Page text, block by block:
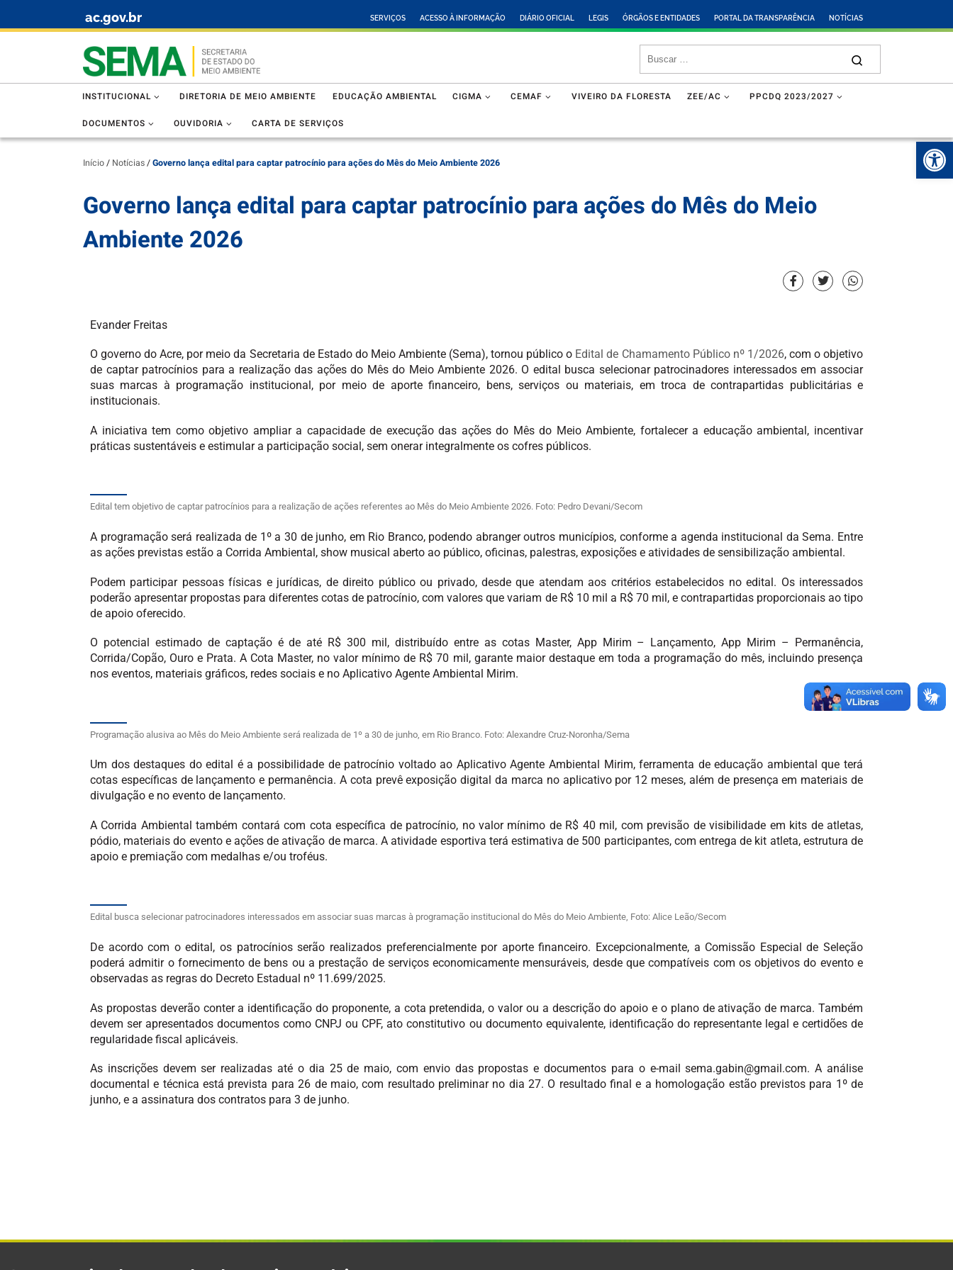
ac.gov.br SERVIÇOS ACESSO À INFORMAÇÃO DIÁRIO OFICIAL LEGIS ÓRGÃOS E ENTIDADES PORTAL DA TRANSPARÊNCIA NOTÍCIAS
INSTITUCIONAL DIRETORIA DE MEIO AMBIENTE EDUCAÇÃO AMBIENTAL CIGMA CEMAF VIVEIRO DA FLORESTA ZEE/AC PPCDQ 2023/2027
DOCUMENTOS OUVIDORIA CARTA DE SERVIÇOS
Início/ Notícias/Governo lança edital para captar patrocínio para ações do Mês do Meio Ambiente 2026
Governo lança edital para captar patrocínio para ações do Mês do Meio
Ambiente 2026
Evander Freitas
O governo do Acre, por meio da Secretaria de Estado do Meio Ambiente (Sema), tornou público o Edital de Chamamento Público nº 1/2026, com o objetivo
de captar patrocínios para a realização das ações do Mês do Meio Ambiente 2026. O edital busca selecionar patrocinadores interessados em associar
suas marcas à programação institucional, por meio de aporte financeiro, bens, serviços ou materiais, em troca de contrapartidas publicitárias e
institucionais.
A iniciativa tem como objetivo ampliar a capacidade de execução das ações do Mês do Meio Ambiente, fortalecer a educação ambiental, incentivar
práticas sustentáveis e estimular a participação social, sem onerar integralmente os cofres públicos.
Edital tem objetivo de captar patrocínios para a realização de ações referentes ao Mês do Meio Ambiente 2026. Foto: Pedro Devani/Secom
A programação será realizada de 1º a 30 de junho, em Rio Branco, podendo abranger outros municípios, conforme a agenda institucional da Sema. Entre
as ações previstas estão a Corrida Ambiental, show musical aberto ao público, oficinas, palestras, exposições e atividades de sensibilização ambiental.
Podem participar pessoas físicas e jurídicas, de direito público ou privado, desde que atendam aos critérios estabelecidos no edital. Os interessados
poderão apresentar propostas para diferentes cotas de patrocínio, com valores que variam de R$ 10 mil a R$ 70 mil, e contrapartidas proporcionais ao tipo
de apoio oferecido.
O potencial estimado de captação é de até R$ 300 mil, distribuído entre as cotas Master, App Mirim – Lançamento, App Mirim – Permanência,
Corrida/Copão, Ouro e Prata. A Cota Master, no valor mínimo de R$ 70 mil, garante maior destaque em toda a programação do mês, incluindo presença
nos eventos, materiais gráficos, redes sociais e no Aplicativo Agente Ambiental Mirim.
Programação alusiva ao Mês do Meio Ambiente será realizada de 1º a 30 de junho, em Rio Branco. Foto: Alexandre Cruz-Noronha/Sema
Um dos destaques do edital é a possibilidade de patrocínio voltado ao Aplicativo Agente Ambiental Mirim, ferramenta de educação ambiental que terá
cotas específicas de lançamento e permanência. A cota prevê exposição digital da marca no aplicativo por 12 meses, além de presença em materiais de
divulgação e no evento de lançamento.
A Corrida Ambiental também contará com cota específica de patrocínio, no valor mínimo de R$ 40 mil, com previsão de visibilidade em kits de atletas,
pódio, materiais do evento e ações de ativação de marca. A atividade esportiva terá estimativa de 500 participantes, com entrega de kit atleta, estrutura de
apoio e premiação com medalhas e/ou troféus.
Edital busca selecionar patrocinadores interessados em associar suas marcas à programação institucional do Mês do Meio Ambiente, Foto: Alice Leão/Secom
De acordo com o edital, os patrocínios serão realizados preferencialmente por aporte financeiro. Excepcionalmente, a Comissão Especial de Seleção
poderá admitir o fornecimento de bens ou a prestação de serviços economicamente mensuráveis, desde que compatíveis com os objetivos do evento e
observadas as regras do Decreto Estadual nº 11.699/2025.
As propostas deverão conter a identificação do proponente, a cota pretendida, o valor ou a descrição do apoio e o plano de ativação de marca. Também
devem ser apresentados documentos como CNPJ ou CPF, ato constitutivo ou documento equivalente, identificação do representante legal e certidões de
regularidade fiscal aplicáveis.
As inscrições devem ser realizadas até o dia 25 de maio, com envio das propostas e documentos para o e-mail sema.gabin@gmail.com. A análise
documental e técnica está prevista para 26 de maio, com resultado preliminar no dia 27. O resultado final e a homologação estão previstos para 1º de
junho, e a assinatura dos contratos para 3 de junho.